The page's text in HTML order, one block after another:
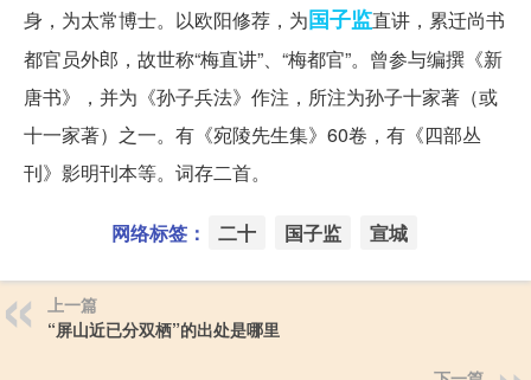
身，为太常博士。以欧阳修荐，为国子监直讲，累迁尚书
都官员外郎，故世称“梅直讲”、“梅都官”。曾参与编撰《新
唐书》，并为《孙子兵法》作注，所注为孙子十家著（或
十一家著）之一。有《宛陵先生集》60卷，有《四部丛
刊》影明刊本等。词存二首。
网络标签： 二十 国子监 宣城
上一篇
“屏山近已分双栖”的出处是哪里